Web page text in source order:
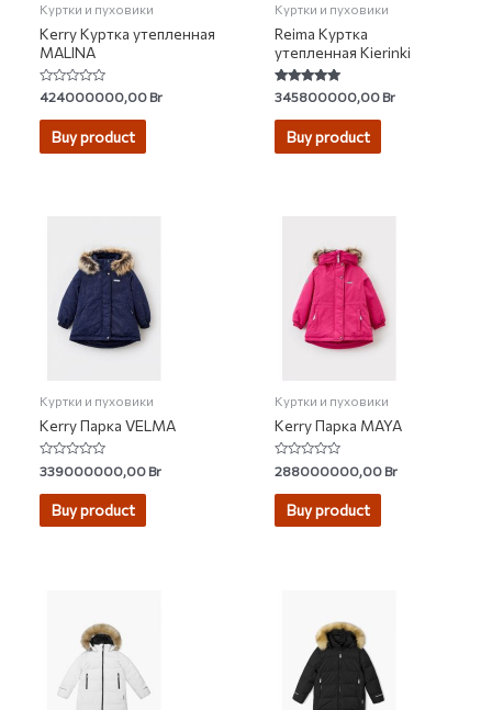
Куртки и пуховики
Kerry Куртка утепленная
MALINA
Rated
0
out
424000000,00Br
Buy product
Куртки и пуховики
Reima Куртка
утепленная Kierinki
Rated
4.90
out of 5
345800000,00Br
Buy product
Куртки и пуховики
Kerry Парка VELMA
Rated
0
out
339000000,00Br
Buy product
Куртки и пуховики
Kerry Парка MAYA
Rated
0
out
288000000,00Br
Buy product